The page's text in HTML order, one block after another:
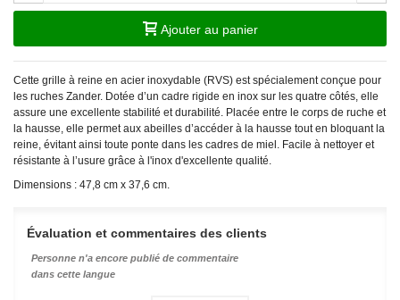
Ajouter au panier
Cette grille à reine en acier inoxydable (RVS) est spécialement conçue pour
les ruches Zander. Dotée d’un cadre rigide en inox sur les quatre côtés, elle
assure une excellente stabilité et durabilité. Placée entre le corps de ruche et
la hausse, elle permet aux abeilles d’accéder à la hausse tout en bloquant la
reine, évitant ainsi toute ponte dans les cadres de miel. Facile à nettoyer et
résistante à l’usure grâce à l'inox d'excellente qualité.
Dimensions : 47,8 cm x 37,6 cm.
Évaluation et commentaires des clients
Personne n'a encore publié de commentaire
dans cette langue